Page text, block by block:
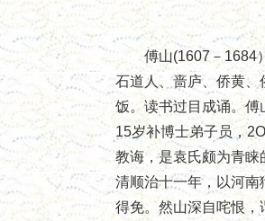
傅山(1607－1684）
石道人、啬庐、侨黄
饭。读书过目成诵。
15岁补博士弟子员，
教诲，是袁氏颇为青睐
清顺治十一年，以河
得免。然山深自咤恨